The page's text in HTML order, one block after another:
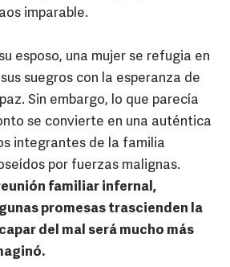
imparable.
esposo, una mujer se refugia en
suegros con la esperanza de
Sin embargo, lo que parecía
se convierte en una auténtica
integrantes de la familia
por fuerzas malignas.
familiar infernal,
promesas trascienden la
del mal será mucho más